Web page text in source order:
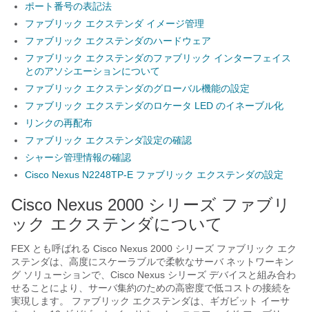
ポート番号の表記法
ファブリック エクステンダ イメージ管理
ファブリック エクステンダのハードウェア
ファブリック エクステンダのファブリック インターフェイス
とのアソシエーションについて
ファブリック エクステンダのグローバル機能の設定
ファブリック エクステンダのロケータ LED のイネーブル化
リンクの再配布
ファブリック エクステンダ設定の確認
シャーシ管理情報の確認
Cisco Nexus N2248TP-E ファブリック エクステンダの設定
Cisco Nexus 2000 シリーズ ファブリ
ック エクステンダについて
FEX とも呼ばれる Cisco Nexus 2000 シリーズ ファブリック エク
ステンダは、高度にスケーラブルで柔軟なサーバ ネットワーキン
グ ソリューションで、 Cisco Nexus シリーズ デバイスと組み合わ
せることにより、サーバ集約のための高密度で低コストの接続を
実現します。 ファブリック エクステンダは、ギガビット イーサ